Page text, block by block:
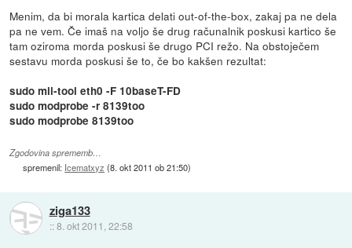
Menim, da bi morala kartica delati out-of-the-box, zakaj pa ne dela
pa ne vem. Če imaš na voljo še drug računalnik poskusi kartico še
tam oziroma morda poskusi še drugo PCI režo. Na obstoječem
sestavu morda poskusi še to, če bo kakšen rezultat:
sudo mii-tool eth0 -F 10baseT-FD
sudo modprobe -r 8139too
sudo modprobe 8139too
Zgodovina sprememb…
spremenil: Icematxyz (8. okt 2011 ob 21:50)
ziga133
::8. okt 2011, 22:58